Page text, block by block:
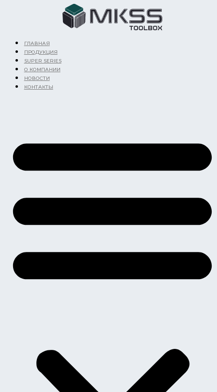
ГЛАВНАЯ
ПРОДУКЦИЯ
SUPER SERIES
О КОМПАНИИ
НОВОСТИ
КОНТАКТЫ